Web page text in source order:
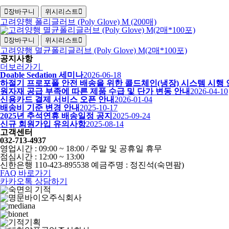
장바구니 위시리스트
고려양행 폴리글러브 (Poly Glove) M (200매)
장바구니 위시리스트
고려양행 멸균폴리글러브 (Poly Glove) M(2매*100포)
공지사항
더보러가기
Doable Sedation 세미나2026-06-18
하절기 프로포폴 안전 배송을 위한 콜드체인(냉장) 시스템 시행
원자재 공급 부족에 따른 제품 수급 및 단가 변동 안내 2026-04-10
신용카드 결제 서비스 오픈 안내 2026-01-04
배송비 기준 변경 안내 2025-10-17
2025년 추석연휴 배송일정 공지 2025-09-24
신규 회원가입 유의사항2025-08-14
고객센터
032-713-4937
영업시간 : 09:00 ~ 18:00 / 주말 및 공휴일 휴무
점심시간 : 12:00 ~ 13:00
신한은행 110-423-895538 예금주명 : 정진석(숙면팜)
FAQ 바로가기
카카오톡 상담하기